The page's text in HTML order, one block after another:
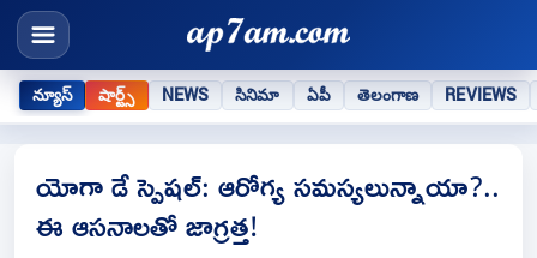
న్యూస్ షార్ట్స్ NEWS సినిమా ఏపీ తెలంగాణ REVIEWS
యోగా డే స్పెషల్: ఆరోగ్య సమస్యలున్నాయా?..
ఈ ఆసనాలతో జాగ్రత్త!